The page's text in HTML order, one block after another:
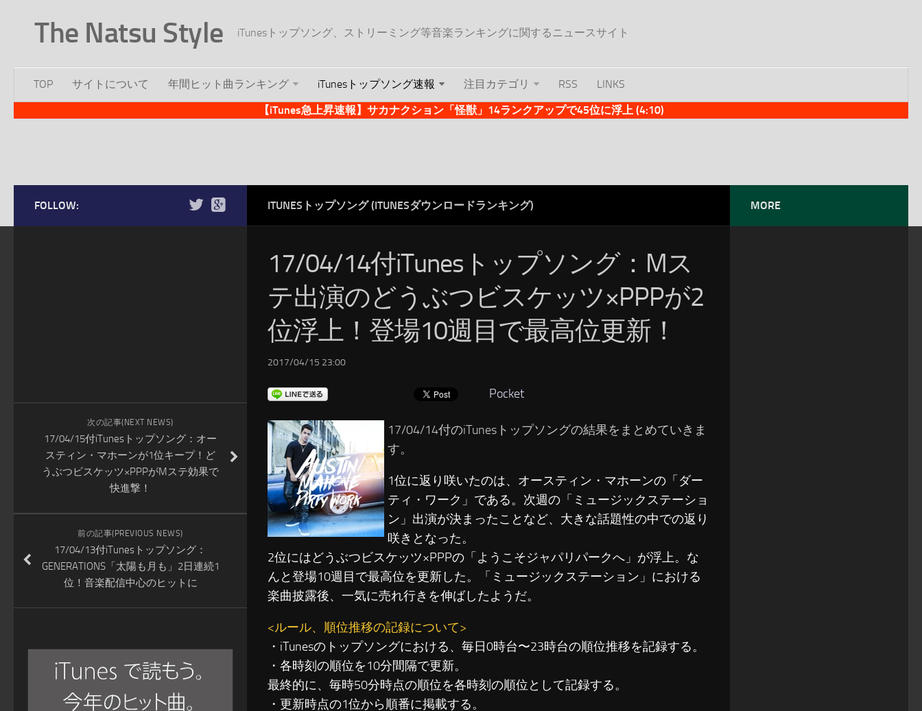
The Natsu Style iTunesトップソング、ストリーミング等音楽ランキングに関するニュースサイト
TOP サイトについて 年間ヒット曲ランキング iTunesトップソング速報 注目カテゴリ RSS
LINKS
【iTunes急上昇速報】サカナクション「怪獣」14ランクアップで45位に浮上 (4:10)
ITUNESトップソング (ITUNESダウンロードランキング)
17/04/14付iTunesトップソング：Mス
テ出演のどうぶつビスケッツ×PPPが2
位浮上！登場10週目で最高位更新！
2017/04/15 23:00
Pocket
17/04/14付のiTunesトップソングの結果をまとめていきま
す。
1位に返り咲いたのは、オースティン・マホーンの「ダー
ティ・ワーク」である。次週の「ミュージックステーショ
ン」出演が決まったことなど、大きな話題性の中での返り
咲きとなった。
2位にはどうぶつビスケッツ×PPPの「ようこそジャパリパークへ」が浮上。な
んと登場10週目で最高位を更新した。「ミュージックステーション」における
楽曲披露後、一気に売れ行きを伸ばしたようだ。
<ルール、順位推移の記録について>
・iTunesのトップソングにおける、毎日0時台〜23時台の順位推移を記録する。
・各時刻の順位を10分間隔で更新。
最終的に、毎時50分時点の順位を各時刻の順位として記録する。
・更新時点の1位から順番に掲載する。
FOLLOW:
次の記事(NEXT NEWS)
17/04/15付iTunesトップソング：オー
スティン・マホーンが1位キープ！ど
うぶつビスケッツ×PPPがMステ効果で
快進撃！
前の記事(PREVIOUS NEWS)
17/04/13付iTunesトップソング：
GENERATIONS「太陽も月も」2日連続1
位！音楽配信中心のヒットに
MORE